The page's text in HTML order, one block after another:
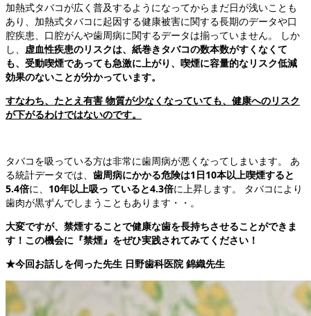
加熱式タバコが広く普及するようになってからまだ日が浅いことも
あり、加熱式タバコに起因する健康被害に関する長期のデータや口
腔疾患、口腔がんや歯周病に関するデータは揃っていません。 しか
し、 虚血性疾患のリスクは、紙巻きタバコの数本数がすくなくて
も、受動喫煙であっても急激に上がり、喫煙に容量的なリスク低減
効果のないことが分かっています。
すなわち、たとえ有害 物質が少なくなっていても、健康へのリスク
が下がるわけではないのです。
タバコを吸っている方は非常に歯周病が悪くなってしまいます。 あ
る統計データでは、 歯周病にかかる危険は1日10本以上喫煙すると
5.4倍に、 10年以上吸っ ていると4.3倍に上昇します。 タバコにより
歯肉が黒ずんでしまうこともあります・・。
大変ですが、禁煙することで健康な歯を長持ちさせることができま
す！この機会に『禁煙』をぜひ実践されてみてください！
★今回お話しを伺った先生 日野歯科医院 錦織先生